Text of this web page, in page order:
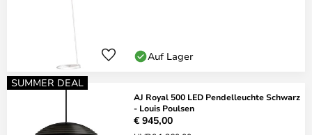
Auf Lager
SUMMER DEAL
AJ Royal 500 LED Pendelleuchte Schwarz
- Louis Poulsen
€ 945,00